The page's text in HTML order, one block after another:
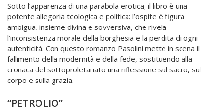
Sotto l’apparenza di una parabola erotica, il libro è una
potente allegoria teologica e politica: l’ospite è figura
ambigua, insieme divina e sovversiva, che rivela
l’inconsistenza morale della borghesia e la perdita di ogni
autenticità. Con questo romanzo Pasolini mette in scena il
fallimento della modernità e della fede, sostituendo alla
cronaca del sottoproletariato una riflessione sul sacro, sul
corpo e sulla grazia.
“PETROLIO”